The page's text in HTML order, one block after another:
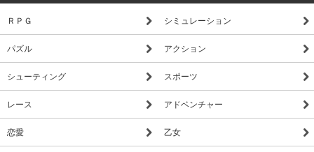
ＲＰＧ シミュレーション
パズル アクション
シューティング スポーツ
レース アドベンチャー
恋愛 乙女